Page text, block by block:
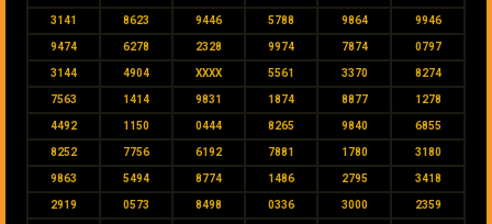
3141 8623 9446 5788 9864 9946
9474 6278 2328 9974 7874 0797
3144 4904 XXXX 5561 3370 8274
7563 1414 9831 1874 8877 1278
4492 1150 0444 8265 9840 6855
8252 7756 6192 7881 1780 3180
9863 5494 8774 1486 2795 3418
2919 0573 8498 0336 3000 2359